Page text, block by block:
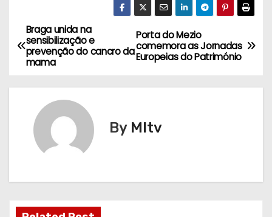
N
a
v
ç
Porta do Mezio
comemora as Jornadas
Europeias do Património
Braga unida na
sensibilização e
prevenção do cancro da
mama
By MItv